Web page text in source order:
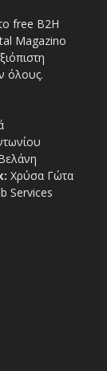
free Β2Η
Magazino
όλους.
Χρύσα Γώτα
Services